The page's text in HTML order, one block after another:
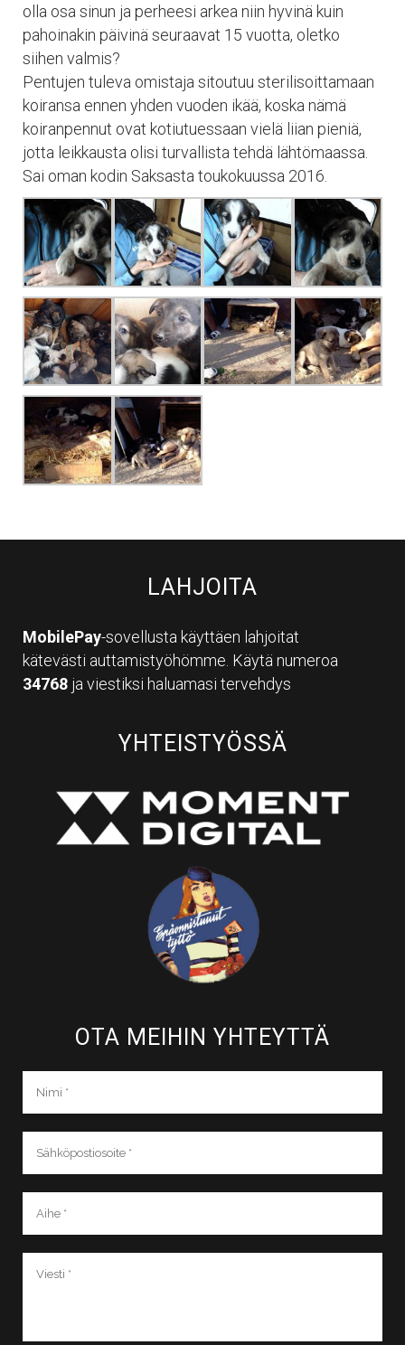
olla osa sinun ja perheesi arkea niin hyvinä kuin
pahoinakin päivinä seuraavat 15 vuotta, oletko
siihen valmis?
Pentujen tuleva omistaja sitoutuu sterilisoittamaan
koiransa ennen yhden vuoden ikää, koska nämä
koiranpennut ovat kotiutuessaan vielä liian pieniä,
jotta leikkausta olisi turvallista tehdä lähtömaassa.
Sai oman kodin Saksasta toukokuussa 2016.
LAHJOITA
MobilePay-sovellusta käyttäen lahjoitat
kätevästi auttamistyöhömme. Käytä numeroa
34768 ja viestiksi haluamasi tervehdys
YHTEISTYÖSSÄ
OTA MEIHIN YHTEYTTÄ​